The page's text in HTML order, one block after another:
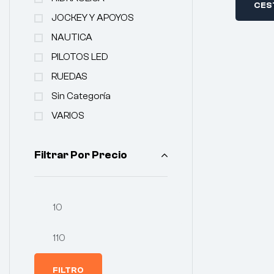
JOCKEY Y APOYOS
NAUTICA
PILOTOS LED
RUEDAS
Sin Categoría
VARIOS
Filtrar Por Precio
FILTRO